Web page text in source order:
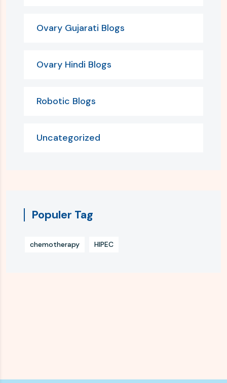
Ovary Gujarati Blogs
Ovary Hindi Blogs
Robotic Blogs
Uncategorized
Populer Tag
chemotherapy HIPEC